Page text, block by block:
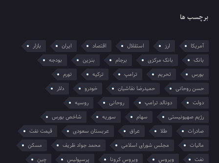
برچسب ها
آمریکا ارز استقلال اقتصاد ایران
بازار
بانک
بانک مرکزی برجام بنزین
بودجه
بورس
تحریم ترامپ ترکیه
تورم
حسن روحانی
حمیدرضا نقاشیان خودرو
دلار
دولت
دونالد ترامپ روحانی
روسیه
رژیم صهیونیستی
سهام سوریه
شاخص بورس
صادرات
طلا عراق عربستان سعودی
قیمت نفت
مالیات
مجلس شورای اسلامی محمد جواد ظریف
مسکن
نفت
ویروس ویروس کرونا پرسپولیس چین